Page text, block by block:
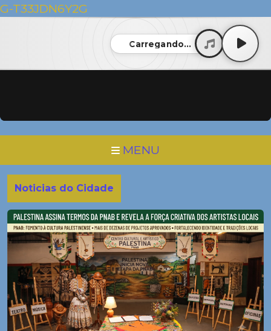
G-T33JDN6Y2G
Carregando...
MENU
Noticias do Cidade